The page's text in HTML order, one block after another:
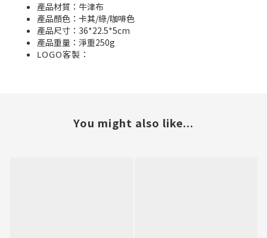
產品材質：牛津布
產品顏色：卡其/綠/咖啡色
產品尺寸：36*22.5*5cm
產品重量：淨重250g
LOGO客製 ：
You might also like...